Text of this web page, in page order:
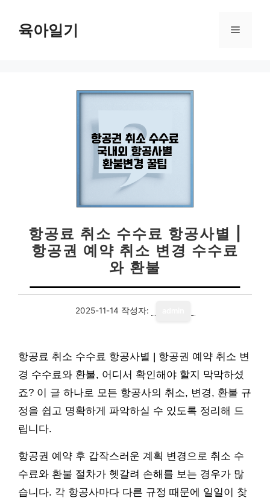
육아일기 메
항공료 취소 수수료 항공사별 |
항공권 예약 취소 변경 수수료
와 환불
2025-11-14 작성자:
항공료 취소 수수료 항공사별 | 항공권 예약 취소 변
경 수수료와 환불, 어디서 확인해야 할지 막막하셨
죠? 이 글 하나로 모든 항공사의 취소, 변경, 환불 규
정을 쉽고 명확하게 파악하실 수 있도록 정리해 드
립니다.
항공권 예약 후 갑작스러운 계획 변경으로 취소 수
수료와 환불 절차가 헷갈려 손해를 보는 경우가 많
습니다. 각 항공사마다 다른 규정 때문에 일일이 찾